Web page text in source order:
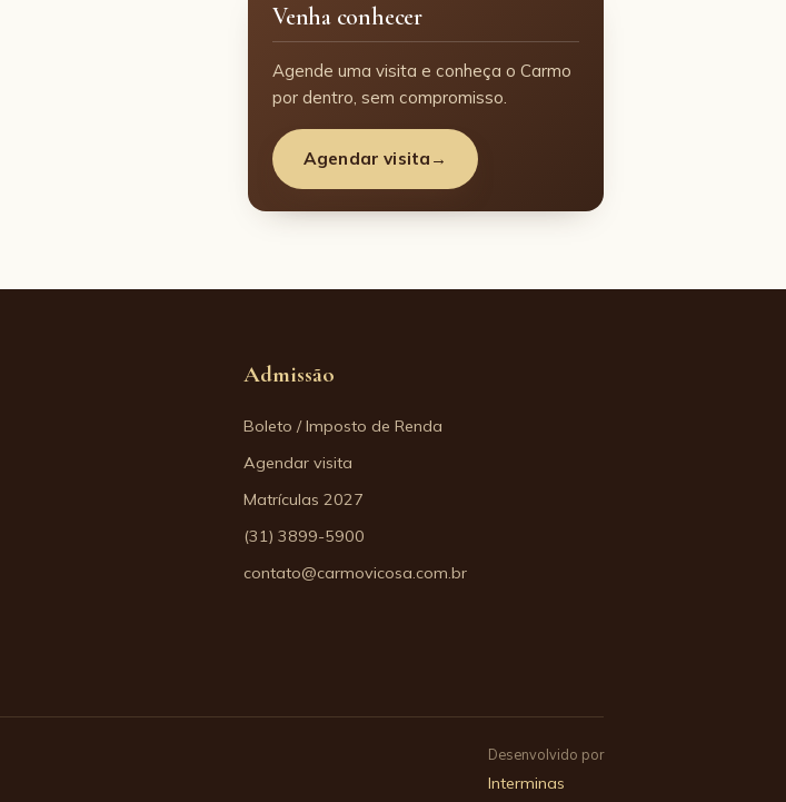
Venha conhecer
Agende uma visita e conheça o Carmo
por dentro, sem compromisso.
Agendar visita →
Admissão
Boleto / Imposto de Renda
Agendar visita
Matrículas 2027
(31) 3899-5900
contato@carmovicosa.com.br
Desenvolvido por
Interminas